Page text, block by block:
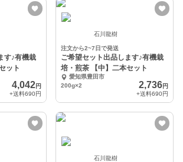
す♪有機栽
ット
4,042円
+送料690円
石川龍樹
注文から2~7日で発送
ご希望セット出品します♪有機栽
培・煎茶 【中】二本セット
愛知県豊田市
200g×2
2,736円
+送料690円
石川龍樹